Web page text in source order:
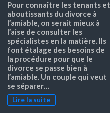
Pour connaître les tenants et
aboutissants du divorce à
l’amiable, on serait mieux à
l’aise de consulter les
spécialistes en la matière. Ils
font étalage des besoins de
la procédure pour que le
divorce se passe bien à
l’amiable. Un couple qui veut
se séparer…
Lire la suite